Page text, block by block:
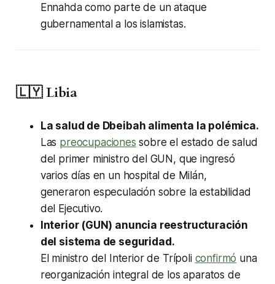
Ennahda como parte de un ataque
gubernamental a los islamistas.
🇱🇾 Libia
La salud de Dbeibah alimenta la polémica.
Las preocupaciones sobre el estado de salud
del primer ministro del GUN, que ingresó
varios días en un hospital de Milán,
generaron especulación sobre la estabilidad
del Ejecutivo.
Interior (GUN) anuncia reestructuración
del sistema de seguridad.
El ministro del Interior de Trípoli confirmó una
reorganización integral de los aparatos de